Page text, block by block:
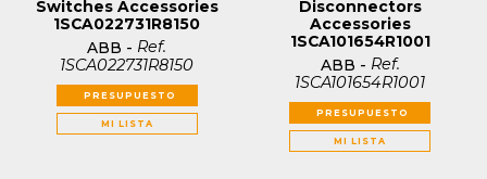
Switches Accessories
1SCA022731R8150
ABB - Ref.
1SCA022731R8150
PRESUPUESTO
MI LISTA
Disconnectors
Accessories
1SCA101654R1001
ABB - Ref.
1SCA101654R1001
PRESUPUESTO
MI LISTA